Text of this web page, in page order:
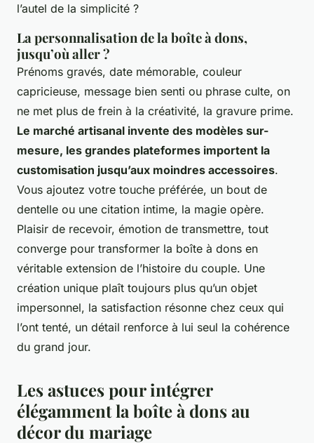
l’autel de la simplicité ?
La personnalisation de la boîte à dons,
jusqu’où aller ?
Prénoms gravés, date mémorable, couleur
capricieuse, message bien senti ou phrase culte, on
ne met plus de frein à la créativité, la gravure prime.
Le marché artisanal invente des modèles sur-
mesure, les grandes plateformes importent la
customisation jusqu’aux moindres accessoires.
Vous ajoutez votre touche préférée, un bout de
dentelle ou une citation intime, la magie opère.
Plaisir de recevoir, émotion de transmettre, tout
converge pour transformer la boîte à dons en
véritable extension de l’histoire du couple. Une
création unique plaît toujours plus qu’un objet
impersonnel, la satisfaction résonne chez ceux qui
l’ont tenté, un détail renforce à lui seul la cohérence
du grand jour.
Les astuces pour intégrer
élégamment la boîte à dons au
décor du mariage